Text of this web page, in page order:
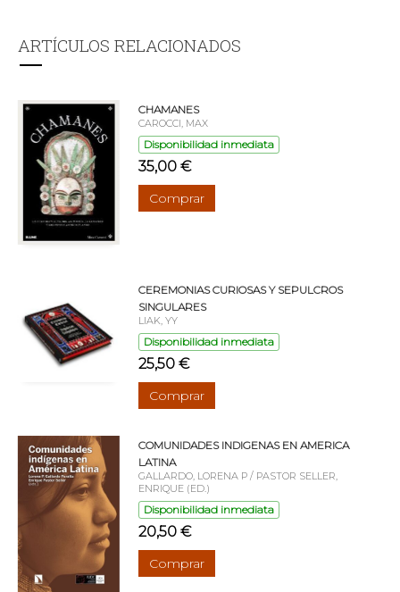
ARTÍCULOS RELACIONADOS
CHAMANES
CAROCCI, MAX
Disponibilidad inmediata
35,00 €
Comprar
CEREMONIAS CURIOSAS Y SEPULCROS
SINGULARES
LIAK, YY
Disponibilidad inmediata
25,50 €
Comprar
COMUNIDADES INDIGENAS EN AMERICA
LATINA
GALLARDO, LORENA P / PASTOR SELLER,
ENRIQUE (ED.)
Disponibilidad inmediata
20,50 €
Comprar